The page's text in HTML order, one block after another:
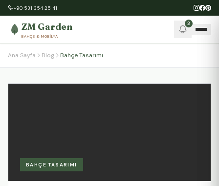
+90 531 354 25 41
ZM Garden
BAHÇE & MOBILYA
3
Ana Sayfa Blog Bahçe Tasarımı
BAHÇE TASARIMI